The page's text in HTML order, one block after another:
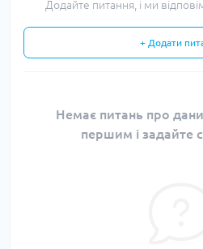
Додайте питання, і ми
+ Додати
Немає питань про
першим і задайте